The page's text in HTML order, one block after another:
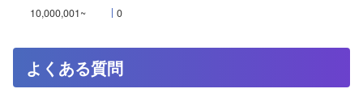
10,000,001~
0
よくある質問